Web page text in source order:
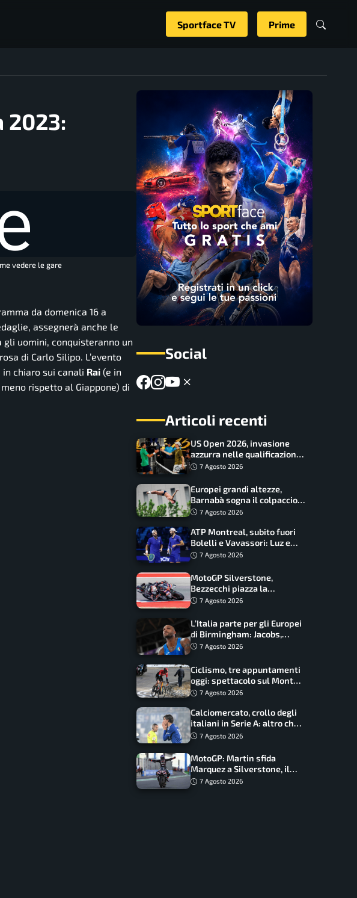
Sportface TV Prime
2023:
vedere le gare
da domenica 16 a
assegnerà anche le
uomini, conquisteranno un
di Carlo Silipo. L’evento
in chiaro sui canali Rai (e in
rispetto al Giappone) di
Social
Articoli recenti
US Open 2026, invasione
azzurra nelle qualificazioni:
17 italiani a caccia del main
7 Agosto 2026
Europei grandi altezze,
Barnabà sogna il colpaccio:
è leader a metà gara, Baraldi
7 Agosto 2026
ATP Montreal, subito fuori
Bolelli e Vavassori: Luz e
Matos fermano gli azzurri
7 Agosto 2026
MotoGP Silverstone,
Bezzecchi piazza la
zampata: Aprilia domina,
7 Agosto 2026
L’Italia parte per gli Europei
di Birmingham: Jacobs,
Tamberi e Battocletti
record
7 Agosto 2026
Ciclismo, tre appuntamenti
oggi: spettacolo sul Mont
Ventoux, orari e come
7 Agosto 2026
Calciomercato, crollo degli
italiani in Serie A: altro che
svolta dopo il Mondiale
7 Agosto 2026
MotoGP: Martin sfida
Marquez a Silverstone, il
programma e gli orari
7 Agosto 2026